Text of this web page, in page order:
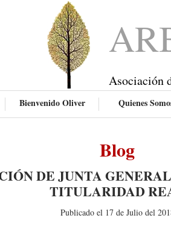
Asociación
Bienvenido Oliver Quienes
Blog
DE JUNTA
TITULARIDAD
Publicado el 17 de Julio del